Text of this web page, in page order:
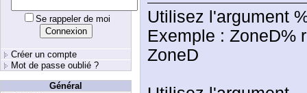
Se rappeler de moi
Créer un compte
Mot de passe oublié ?
Général
Utilisez l'argument
Exemple : ZoneD%
ZoneD